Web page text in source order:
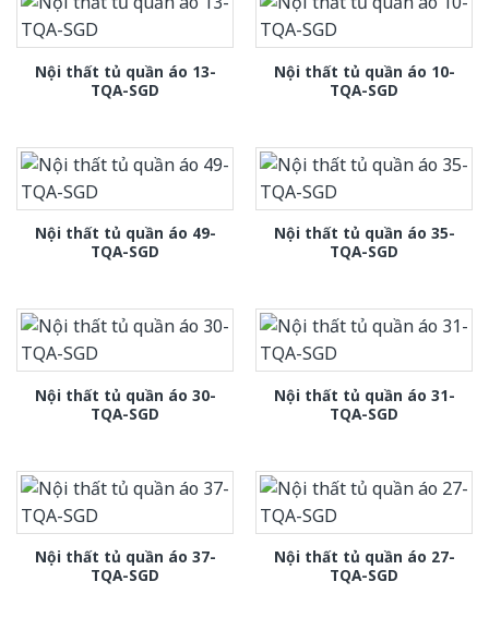
Nội thất tủ quần áo 13-
TQA-SGD
Nội thất tủ quần áo 10-
TQA-SGD
Nội thất tủ quần áo 49-
TQA-SGD
Nội thất tủ quần áo 35-
TQA-SGD
Nội thất tủ quần áo 30-
TQA-SGD
Nội thất tủ quần áo 31-
TQA-SGD
Nội thất tủ quần áo 37-
TQA-SGD
Nội thất tủ quần áo 27-
TQA-SGD